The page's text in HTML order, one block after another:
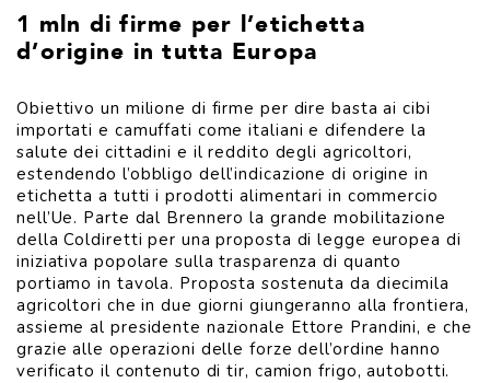
1 mln di firme per l’etichetta
d’origine in tutta Europa
Obiettivo un milione di firme per dire basta ai cibi
importati e camuffati come italiani e difendere la
salute dei cittadini e il reddito degli agricoltori,
estendendo l’obbligo dell’indicazione di origine in
etichetta a tutti i prodotti alimentari in commercio
nell’Ue. Parte dal Brennero la grande mobilitazione
della Coldiretti per una proposta di legge europea di
iniziativa popolare sulla trasparenza di quanto
portiamo in tavola. Proposta sostenuta da diecimila
agricoltori che in due giorni giungeranno alla frontiera,
assieme al presidente nazionale Ettore Prandini, e che
grazie alle operazioni delle forze dell’ordine hanno
verificato il contenuto di tir, camion frigo, autobotti.